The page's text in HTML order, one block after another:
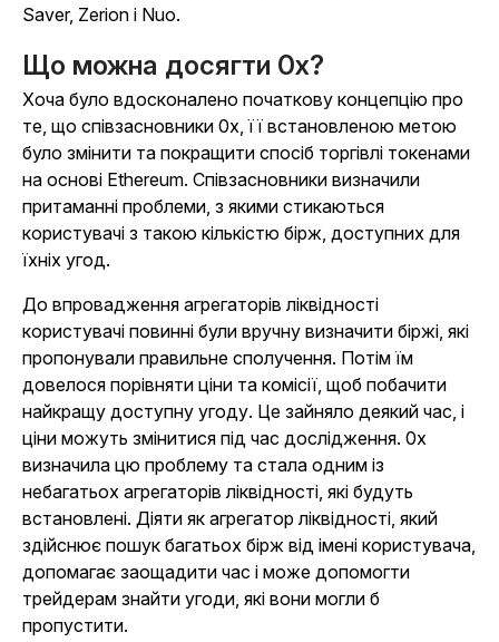
Saver, Zerion і Nuo.
Що можна досягти 0x?
Хоча було вдосконалено початкову концепцію про
те, що співзасновники 0x, її встановленою метою
було змінити та покращити спосіб торгівлі токенами
на основі Ethereum. Співзасновники визначили
притаманні проблеми, з якими стикаються
користувачі з такою кількістю бірж, доступних для
їхніх угод.
До впровадження агрегаторів ліквідності
користувачі повинні були вручну визначити біржі, які
пропонували правильне сполучення. Потім їм
довелося порівняти ціни та комісії, щоб побачити
найкращу доступну угоду. Це зайняло деякий час, і
ціни можуть змінитися під час дослідження. 0x
визначила цю проблему та стала одним із
небагатьох агрегаторів ліквідності, які будуть
встановлені. Діяти як агрегатор ліквідності, який
здійснює пошук багатьох бірж від імені користувача,
допомагає заощадити час і може допомогти
трейдерам знайти угоди, які вони могли б
пропустити.